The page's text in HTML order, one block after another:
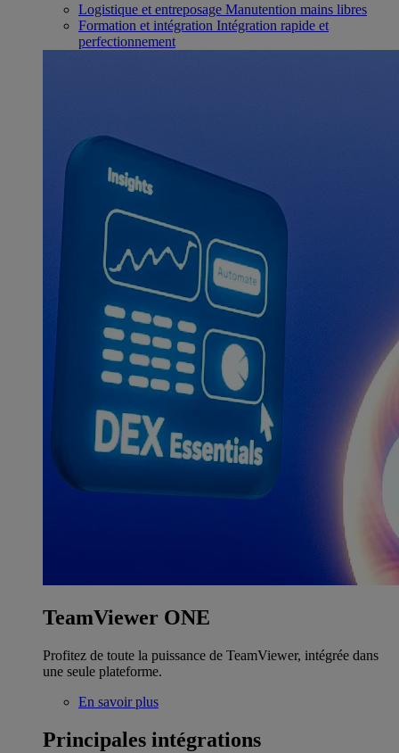
Logistique et entreposage Manutention mains libres
Formation et intégration Intégration rapide et
perfectionnement
TeamViewer ONE
Profitez de toute la puissance de TeamViewer, intégrée dans
une seule plateforme.
En savoir plus
Principales intégrations